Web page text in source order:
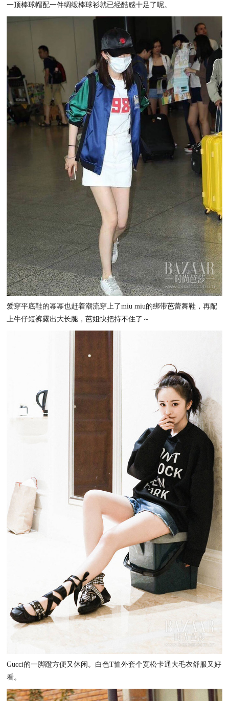
一顶棒球帽配一件绸缎棒球衫就已经酷感十足了呢。
爱穿平底鞋的幂幂也赶着潮流穿上了miu miu的绑带芭蕾舞鞋，再配
上牛仔短裤露出大长腿，芭姐快把持不住了～
Gucci的一脚蹬方便又休闲。白色T恤外套个宽松卡通大毛衣舒服又好
看。